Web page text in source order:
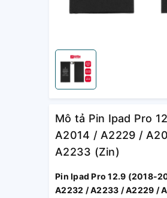
Mô tả Pin Ipad Pro
A2014 / A2229 /
A2233 (Zin)
Pin Ipad Pro 12.9 (2018-
A2232 / A2233 / A2229 /